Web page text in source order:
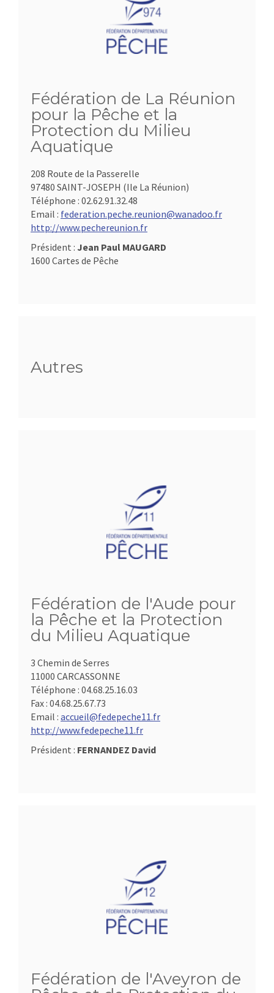
Fédération de La Réunion
pour la Pêche et la
Protection du Milieu
Aquatique
208 Route de la Passerelle
97480 SAINT-JOSEPH (Ile La Réunion)
Téléphone : 02.62.91.32.48
Email : federation.peche.reunion@wanadoo.fr
http://www.pechereunion.fr
Président : Jean Paul MAUGARD
1600 Cartes de Pêche
Autres
Fédération de l'Aude pour
la Pêche et la Protection
du Milieu Aquatique
3 Chemin de Serres
11000 CARCASSONNE
Téléphone : 04.68.25.16.03
Fax : 04.68.25.67.73
Email : accueil@fedepeche11.fr
http://www.fedepeche11.fr
Président : FERNANDEZ David
Fédération de l'Aveyron de